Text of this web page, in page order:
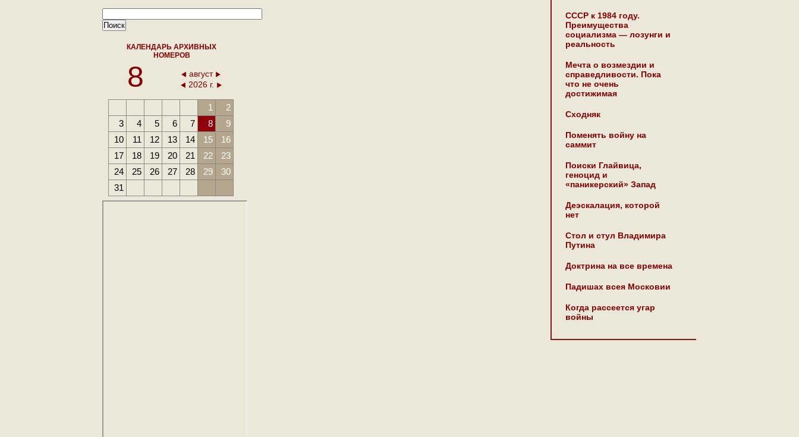
КАЛЕНДАРЬ АРХИВНЫХ
НОМЕРОВ
8
август
2026 г.
1
2
3
4 5 6 7 8
9
10
11 12 13 14 15
16
17
18 19 20 21 22
23
24
25 26 27 28 29
30
31
СССР к 1984 году.
Преимущества
социализма — лозунги и
реальность
Мечта о возмездии и
справедливости. Пока
что не очень
достижимая
Сходняк
Поменять войну на
саммит
Поиски Глайвица,
геноцид и
«паникерский» Запад
Деэскалация, которой
нет
Стол и стул Владимира
Путина
Доктрина на все времена
Падишах всея Московии
Когда рассеется угар
войны